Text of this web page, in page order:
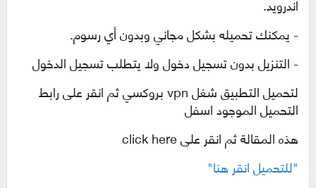
- يمكنك تحميله بشكل مجاني وبدون أي رسوم.
- التنزيل بدون تسجيل دخول ولا يتطلب تسجيل الدخول
لتحميل التطبيق شغلvpnبروكسي ثم انقر على رابط
التحميل الموجود اسفل
هذه المقالة ثم انقر علىclick here
"للتحميل انقر هنا"